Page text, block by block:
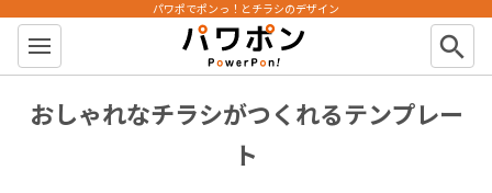
パワポン
パワポでポンっ！とチラシのデザイン
search
おしゃれなチラシがつくれるテンプレー
ト